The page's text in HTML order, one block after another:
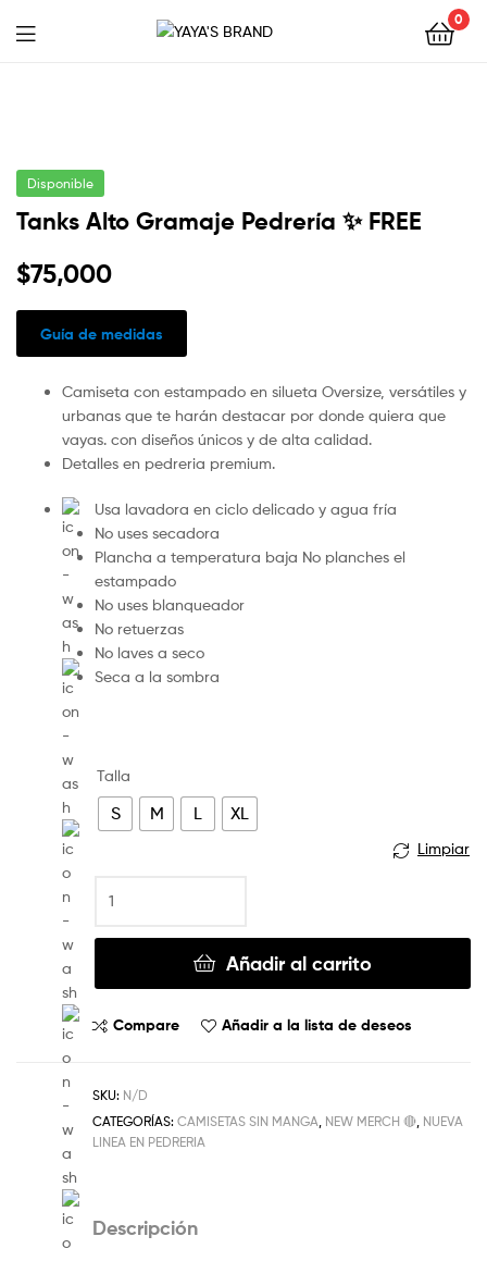
0
Disponible
Tanks Alto Gramaje Pedrería ✨ FREE
$75,000
Guía de medidas
Camiseta con estampado en silueta Oversize, versátiles y
urbanas que te harán destacar por donde quiera que
vayas. con diseños únicos y de alta calidad.
Detalles en pedreria premium.
Usa lavadora en ciclo delicado y agua fría
No uses secadora
Plancha a temperatura baja No planches el
estampado
No uses blanqueador
No retuerzas
No laves a seco
Seca a la sombra
Talla
S M L XL
Limpiar
Añadir al carrito
Compare Añadir a la lista de deseos
SKU: N/D
CATEGORÍAS: CAMISETAS SIN MANGA NEW MERCH 🔴 NUEVA
LINEA EN PEDRERIA
Descripción